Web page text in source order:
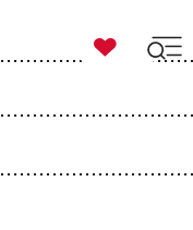

taz zahl ich